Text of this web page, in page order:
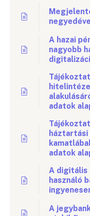
A hazai
nagyobb
adatok
háztartási
adatok
A digitális
használó
A